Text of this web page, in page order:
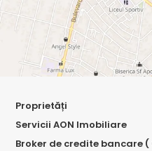
Proprietăți
Servicii AON Imobiliare
Broker de credite bancare